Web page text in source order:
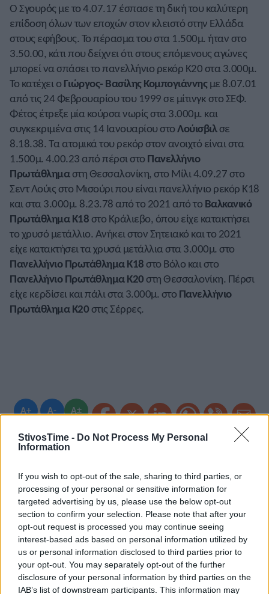
StivosTime - Do Not Process My Personal
Information
If you wish to opt-out of the sale, sharing to third parties, or
processing of your personal or sensitive information for
targeted advertising by us, please use the below opt-out
section to confirm your selection. Please note that after your
opt-out request is processed you may continue seeing
interest-based ads based on personal information utilized by
us or personal information disclosed to third parties prior to
your opt-out. You may separately opt-out of the further
disclosure of your personal information by third parties on the
IAB’s list of downstream participants. This information may
A+ A- A±
Ο Σγουρός με το 4.07.17 έσπασε τη δική του καλύτερη
επίδοση όλων των εποχών στον κλειστό στην Ελλάδα
στους εφήβους. Το πέρασμα του στα 1.500μ. ήταν στο
3.50.00, κάτι που δείχνει ότι στους επόμενους αγώνες
μπορεί να σπάσει το πανελλήνιο ρεκόρ Κ20 στα 3.000μ.
Το κατέχει ο Γιώργος- Βασίλης Κομπογιάννηςμε 8.07.01
από τις 24 Φεβρουαρίου του 1999 σε μίτινγκ στο ΣΕΦ.
Φέτος έτρεξε μία κούρσα νωρίς στα 3.000μ. και
συγκεκριμένα στις 14 Ιανουαρίου στοΛούισβιλσε
8.18.38. Τα ατομικά του ρεκόρ στον ανοιχτό είναι στα
1.500μ. 4.00.23 από πέρσι στο Πανελλήνιο
Πρωτάθλημαστη Θεσσαλονίκη, στο Μίλι 4.09.27 στο
Σεντ Λούις στο Μισούρι που είναι πανελλήνιο ρεκόρ Κ18
και στα 3.000μ. 8.23.78 από το 2021 από το Βαλκανικό
Πρωτάθλημα Κ18 στο Κράλιεβο, όπου είχε κατακτήσει
το χρυσό μετάλλιο. Ανήκει στον Σητειακό και το 2021
είχε κατακτήσει τα χρυσά μετάλλια στα 3.000μ. στο
Πανελλήνιο Πρωτάθλημα Κ18 στο Βόλο και στο
Πανελλήνιο Πρωτάθλημα Κ20 στη Θεσσαλονίκη. Πέρσι
είχε κερδίσει και πάλι στα 3.000μ. στο Πανελλήνιο
Πρωτάθλημα Κ20 στις Σέρρες.
Εγγραφείτε στο Stivostime των